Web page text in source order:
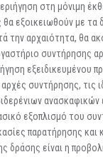
στη μόνιμη
θα εξοικειωθούν με τα
την αρχαιότητα, θα
συντήρησης
εξειδικευμένου
συντήρησης, τις
εξοπλισμό του
παρατήρησης
δράσης είναι η